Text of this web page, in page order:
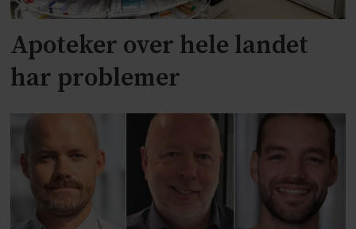
Apoteker over hele landet
har problemer